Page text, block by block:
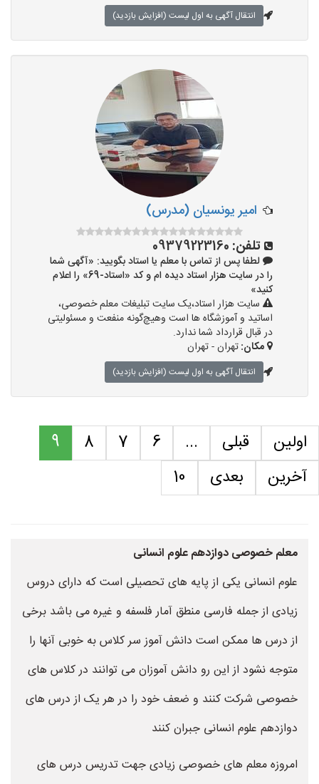
انتقال آگهی به اول لیست (افزایش بازدید)
امیر یونسیان (مدرس)
تلفن: 09379223160
لطفا پس از تماس با معلم یا استاد بگویید: «آگهی شما
را در سایت هزار استاد دیده ام و کد «استاد-69» را اعلام
کنید»
سایت هزار استاد،یک سایت تبلیغات معلم خصوصی،
اساتید و آموزشگاه ها است وهیچ‌گونه منفعت و مسئولیتی
در قبال قرارداد شما ندارد.
مکان:تهران - تهران
انتقال آگهی به اول لیست (افزایش بازدید)
اولین قبلی ...
6
7
8
9
10
بعدی آخرین
معلم خصوصی دوازدهم علوم انسانی
علوم انسانی یکی از پایه های تحصیلی است که دارای دروس
زیادی از جمله فارسی منطق آمار فلسفه و غیره می باشد برخی
از درس ها ممکن است دانش آموز سر کلاس به خوبی آنها را
متوجه نشود از این رو دانش آموزان می توانند در کلاس های
خصوصی شرکت کنند و ضعف خود را در هر یک از درس های
دوازدهم علوم انسانی جبران کنند
امروزه معلم های خصوصی زیادی جهت تدریس درس های